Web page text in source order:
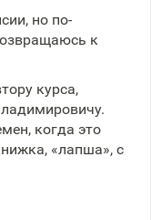
но по-
к
курса,
когда это
«лапша», с